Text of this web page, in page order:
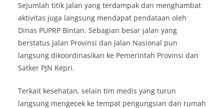
Sejumlah titik jalan yang terdampak dan menghambat
aktivitas juga langsung mendapat pendataan oleh
Dinas PUPRP Bintan. Sebagian besar jalan yang
berstatus Jalan Provinsi dan Jalan Nasional pun
langsung dikoordinasikan ke Pemerintah Provinsi dan
Satker PJN Kepri.
Terkait kesehatan, selain tim medis yang turun
langsung mengecek ke tempat pengungsian dan rumah